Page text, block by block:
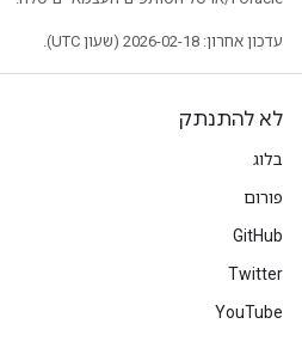
עדכון אחרון: 2026-02-18 (שעון UTC).
לא להתנתק
בלוג
פורום
GitHub
Twitter
YouTube